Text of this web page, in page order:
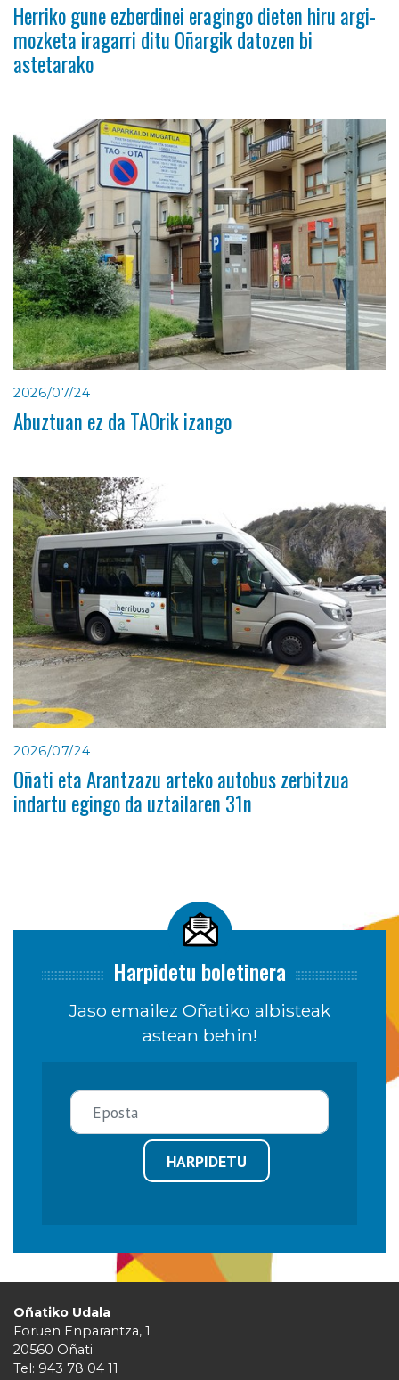
Herriko gune ezberdinei eragingo dieten hiru argi-
mozketa iragarri ditu Oñargik datozen bi
astetarako
2026/07/24
Abuztuan ez da TAOrik izango
2026/07/24
Oñati eta Arantzazu arteko autobus zerbitzua
indartu egingo da uztailaren 31n
Harpidetu boletinera
Jaso emailez Oñatiko albisteak
astean behin!
HARPIDETU
Oñatiko Udala
Foruen Enparantza, 1
20560 Oñati
Tel: 943 78 04 11